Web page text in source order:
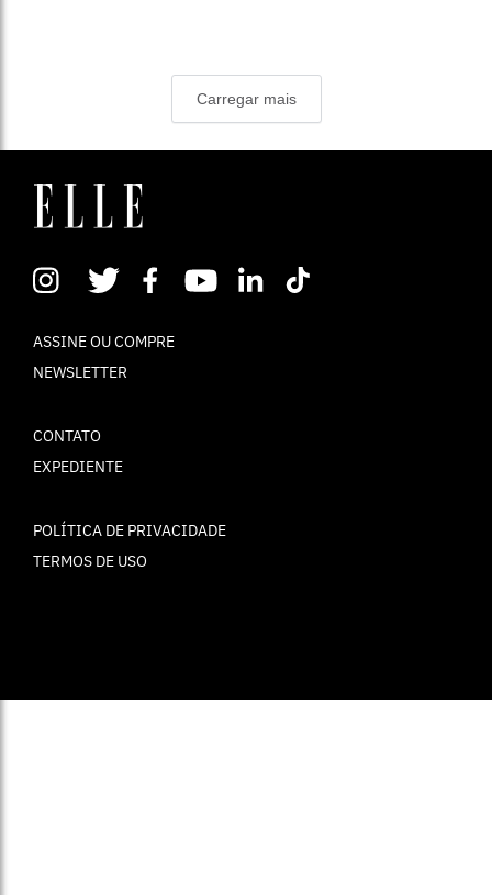
Carregar mais
ASSINE OU COMPRE
NEWSLETTER
CONTATO
EXPEDIENTE
POLÍTICA DE PRIVACIDADE
TERMOS DE USO